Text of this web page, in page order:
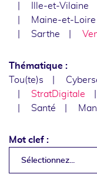
Ille-et-Vilaine
Maine-et-Loire
Sarthe
Thématique :
Tou(te)s
StratDigitale
Santé
Mot clef :
Sélectionnez...